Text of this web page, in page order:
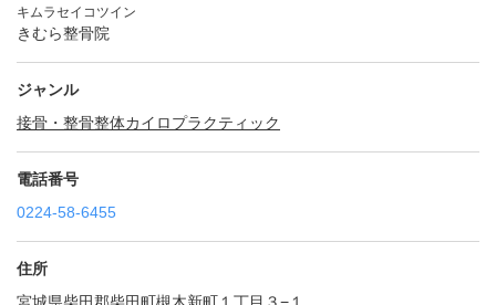
キムラセイコツイン
きむら整骨院
ジャンル
接骨・整骨整体カイロプラクティック
電話番号
0224-58-6455
住所